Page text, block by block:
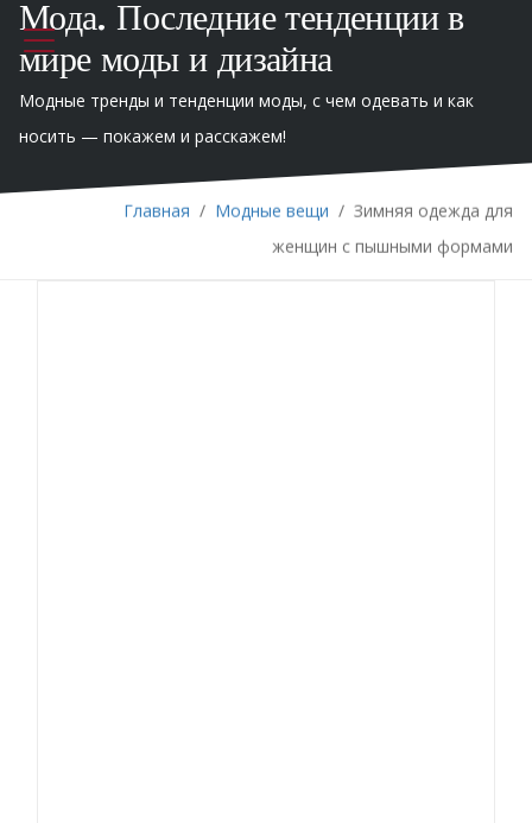
Мода. Последние тенденции в
мире моды и дизайна
Модные тренды и тенденции моды, с чем одевать и как
носить — покажем и расскажем!
Главная / Модные вещи / Зимняя одежда для
женщин с пышными формами